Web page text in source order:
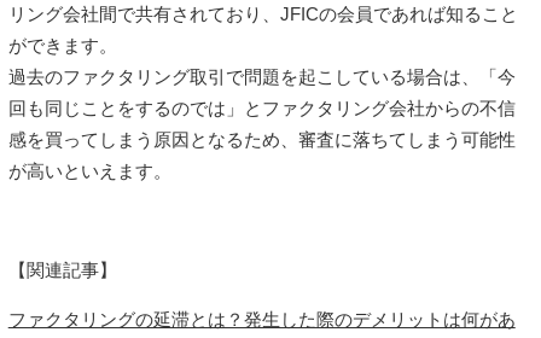
リング会社間で共有されており、JFICの会員であれば知ること
ができます。
過去のファクタリング取引で問題を起こしている場合は、「今
回も同じことをするのでは」とファクタリング会社からの不信
感を買ってしまう原因となるため、審査に落ちてしまう可能性
が高いといえます。
【関連記事】
ファクタリングの延滞とは？発生した際のデメリットは何があ